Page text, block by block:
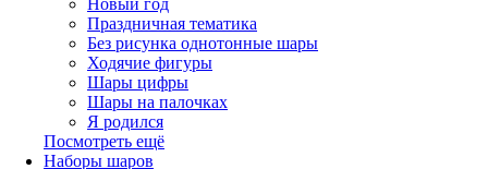
Праздничная тематика
Без рисунка однотонные шары
Ходячие фигуры
Шары цифры
Шары на палочках
Я родился
Посмотреть ещё
Наборы шаров